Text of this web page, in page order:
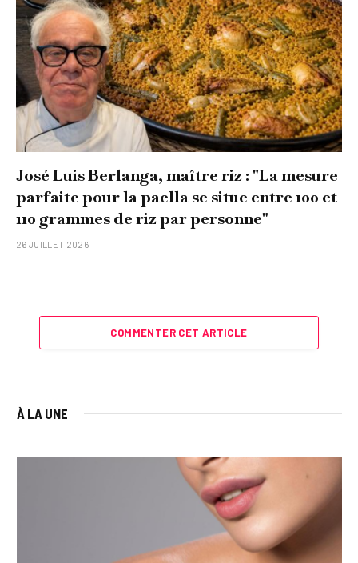
José Luis Berlanga, maître riz : "La mesure
parfaite pour la paella se situe entre 100 et
110 grammes de riz par personne"
26 JUILLET 2026
COMMENTER CET ARTICLE
À LA UNE